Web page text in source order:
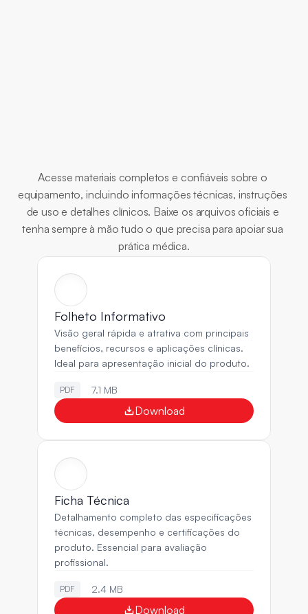
Acesse materiais completos e confiáveis sobre o
equipamento, incluindo informações técnicas, instruções
de uso e detalhes clínicos. Baixe os arquivos oficiais e
tenha sempre à mão tudo o que precisa para apoiar sua
prática médica.
Folheto Informativo
Visão geral rápida e atrativa com principais
benefícios, recursos e aplicações clínicas.
Ideal para apresentação inicial do produto.
PDF 7.1 MB
Download
Ficha Técnica
Detalhamento completo das especificações
técnicas, desempenho e certificações do
produto. Essencial para avaliação
profissional.
PDF 2.4 MB
Download